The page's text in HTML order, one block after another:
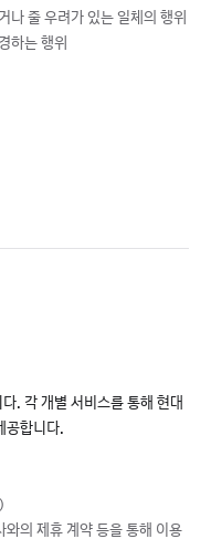
줄 우려가 있는 일체의 행위
하는 행위
. 각 개별 서비스를 통해 현대
공합니다.
와의 제휴 계약 등을 통해 이용